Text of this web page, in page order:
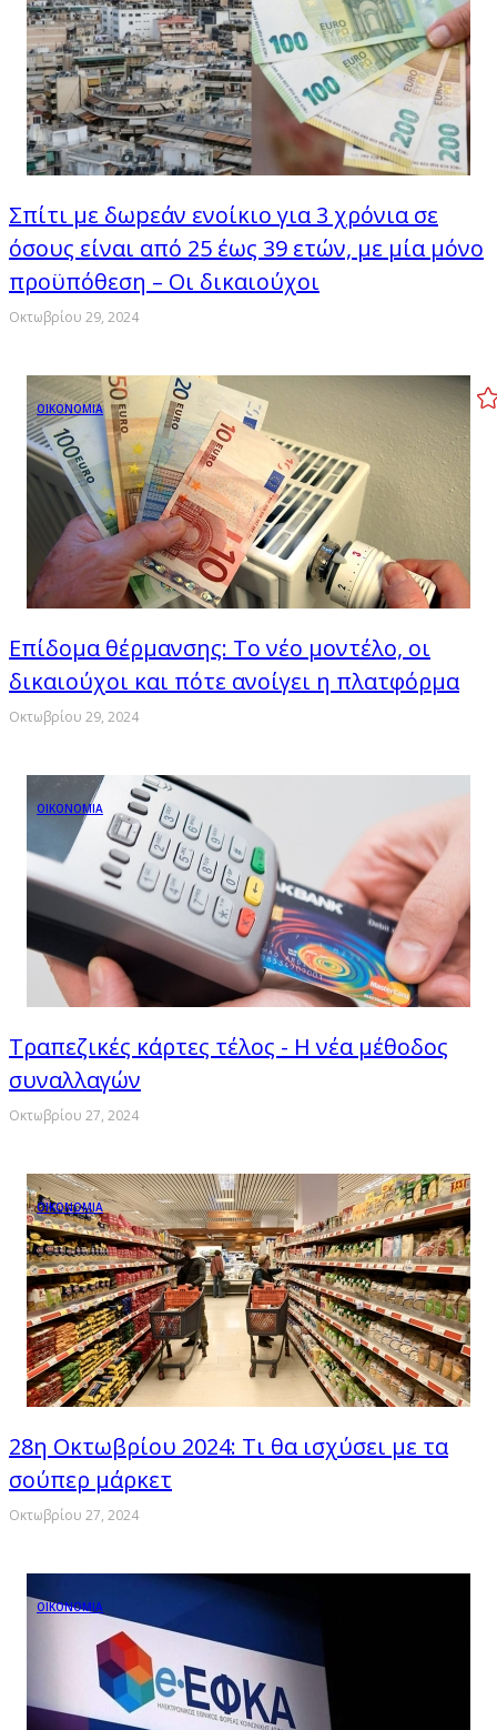
Σπίτι με δωpεάν ενοίκιο για 3 χρόνια σε
όσους είναι από 25 έως 39 ετών, με μία μόνο
προϋπόθεση – Οι δικαιούχοι
Οκτωβρίου 29, 2024
ΟΙΚΟΝΟΜΙΑ
Επίδομα θέρμανσης: Το νέο μοντέλο, οι
δικαιούχοι και πότε ανοίγει η πλατφόρμα
Οκτωβρίου 29, 2024
ΟΙΚΟΝΟΜΙΑ
Τραπεζικές κάρτες τέλος - Η νέα μέθοδος
συναλλαγών
Οκτωβρίου 27, 2024
ΟΙΚΟΝΟΜΙΑ
28η Οκτωβρίου 2024: Τι θα ισχύσει με τα
σούπερ μάρκετ
Οκτωβρίου 27, 2024
ΟΙΚΟΝΟΜΙΑ